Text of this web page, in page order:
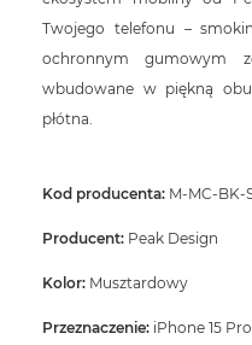
Twojego telefonu –
ochronnym gumowym
wbudowane w piękną
płótna.
Kod producenta: M-MC-BK-
Producent: Peak Design
Kolor: Musztardowy
Przeznaczenie: iPhone 15 Pro